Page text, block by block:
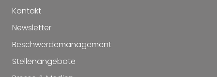
Kontakt
Newsletter
Beschwerdemanagement
Stellenangebote